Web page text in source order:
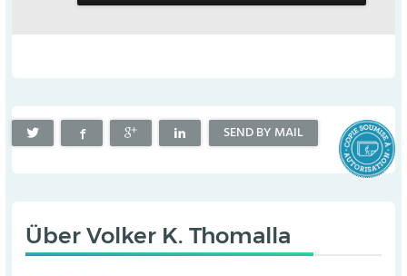
SEND BY MAIL
ÜberVolker K. Thomalla